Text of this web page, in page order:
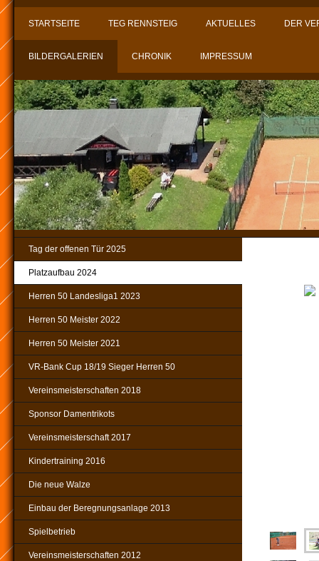
STARTSEITE TEG RENNSTEIG AKTUELLES DER
BILDERGALERIEN CHRONIK IMPRESSUM
Tag der offenen Tür 2025
Platzaufbau 2024
Herren 50 Landesliga1 2023
Herren 50 Meister 2022
Herren 50 Meister 2021
VR-Bank Cup 18/19 Sieger Herren 50
Vereinsmeisterschaften 2018
Sponsor Damentrikots
Vereinsmeisterschaft 2017
Kindertraining 2016
Die neue Walze
Einbau der Beregnungsanlage 2013
Spielbetrieb
Vereinsmeisterschaften 2012